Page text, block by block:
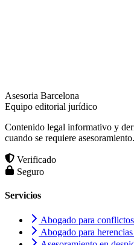
Asesoria Barcelona
Equipo editorial jurídico
Contenido legal informativo y
cuando se requiere asesoramiento.
Verificado
Seguro
Servicios
Abogado para
Abogado para